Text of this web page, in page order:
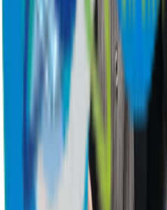
Líderes en gestión de
Latinoamérica.